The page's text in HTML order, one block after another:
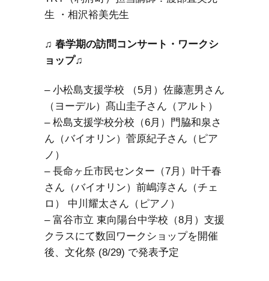
生 ・相沢裕美先生
♫ 春学期の訪問コンサート・ワークシ
ョップ♫
– 小松島支援学校 （5月）佐藤憲男さん
（ヨーデル）髙山圭子さん（アルト）
– 松島支援学校分校（6月）門脇和泉さ
ん（バイオリン）菅原紀子さん（ピア
ノ）
– 長命ヶ丘市民センター（7月）叶千春
さん（バイオリン）前嶋淳さん（チェ
ロ） 中川耀太さん（ピアノ）
– 富谷市立 東向陽台中学校（8月）支援
クラスにて数回ワークショップを開催
後、文化祭 (8/29) で発表予定